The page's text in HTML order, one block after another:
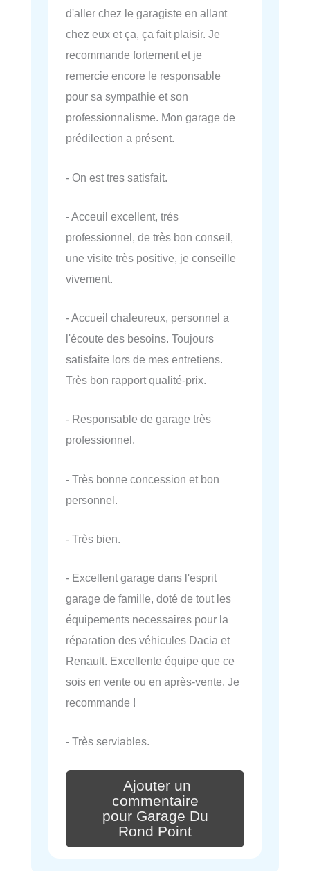
d'aller chez le garagiste en allant
chez eux et ça, ça fait plaisir. Je
recommande fortement et je
remercie encore le responsable
pour sa sympathie et son
professionnalisme. Mon garage de
prédilection a présent.
- On est tres satisfait.
- Acceuil excellent, trés
professionnel, de très bon conseil,
une visite très positive, je conseille
vivement.
- Accueil chaleureux, personnel a
l'écoute des besoins. Toujours
satisfaite lors de mes entretiens.
Très bon rapport qualité-prix.
- Responsable de garage très
professionnel.
- Très bonne concession et bon
personnel.
- Très bien.
- Excellent garage dans l'esprit
garage de famille, doté de tout les
équipements necessaires pour la
réparation des véhicules Dacia et
Renault. Excellente équipe que ce
sois en vente ou en après-vente. Je
recommande !
- Très serviables.
Ajouter un
commentaire
pour Garage Du
Rond Point